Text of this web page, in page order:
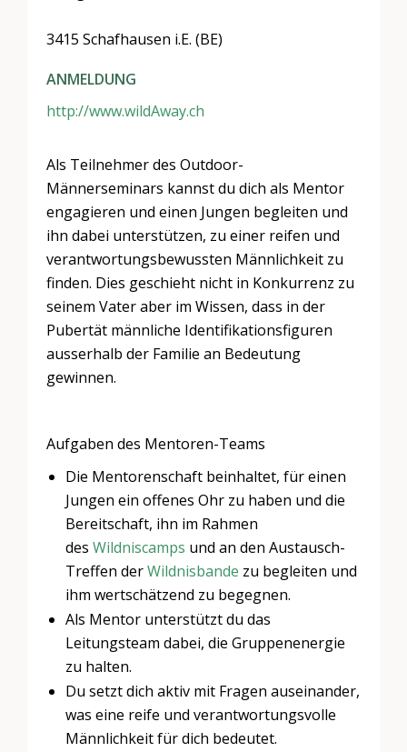
3415 Schafhausen i.E. (BE)
ANMELDUNG
http://www.wildAway.ch
Als Teilnehmer des Outdoor-
Männerseminars kannst du dich als Mentor
engagieren und einen Jungen begleiten und
ihn dabei unterstützen, zu einer reifen und
verantwortungsbewussten Männlichkeit zu
finden. Dies geschieht nicht in Konkurrenz zu
seinem Vater aber im Wissen, dass in der
Pubertät männliche Identifikationsfiguren
ausserhalb der Familie an Bedeutung
gewinnen.
Aufgaben des Mentoren-Teams
Die Mentorenschaft beinhaltet, für einen
Jungen ein offenes Ohr zu haben und die
Bereitschaft, ihn im Rahmen
desWildniscamps und an den Austausch-
Treffen derWildnisbande zu begleiten und
ihm wertschätzend zu begegnen.
Als Mentor unterstützt du das
Leitungsteam dabei, die Gruppenenergie
zu halten.
Du setzt dich aktiv mit Fragen auseinander,
was eine reife und verantwortungsvolle
Männlichkeit für dich bedeutet.